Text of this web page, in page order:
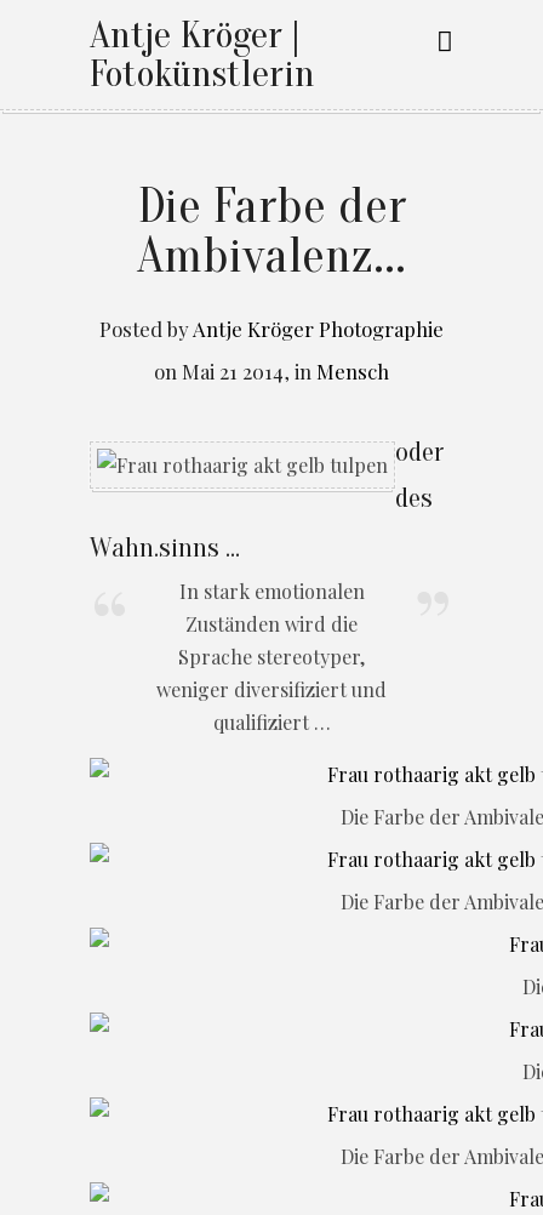
Antje Kröger |
Fotokünstlerin
Die Farbe der
Ambivalenz...
Posted byAntje Kröger Photographie
on Mai 21 2014, in Mensch
oder
des
Wahn.sinns …
In stark emotionalen
Zuständen wird die
Sprache stereotyper,
weniger diversifiziert und
qualifiziert …
Die Farbe der
Die Farbe der
Die Farbe der